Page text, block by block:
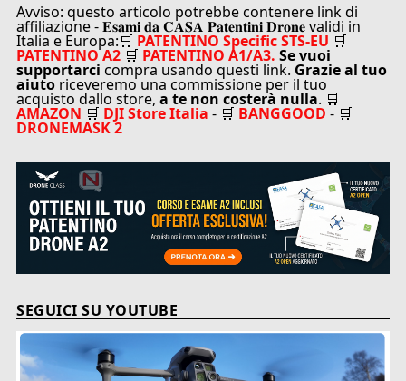
Avviso: questo articolo potrebbe contenere link di
affiliazione - 𝐄𝐬𝐚𝐦𝐢 𝐝𝐚 𝐂𝐀𝐒𝐀 𝐏𝐚𝐭𝐞𝐧𝐭𝐢𝐧𝐢 𝐃𝐫𝐨𝐧𝐞 validi in
Italia e Europa:🛒 PATENTINO Specific STS-EU 🛒
PATENTINO A2 🛒 PATENTINO A1/A3. Se vuoi
supportarci compra usando questi link. Grazie al tuo
aiuto riceveremo una commissione per il tuo
acquisto dallo store,a te non costerà nulla. 🛒
AMAZON 🛒 DJI Store Italia- 🛒 BANGGOOD - 🛒
DRONEMASK 2
SEGUICI SU YOUTUBE